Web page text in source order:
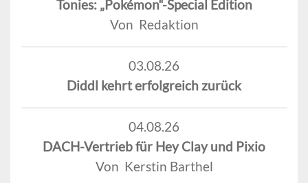
Tonies: „Pokémon“-Special Edition
Von Redaktion
03.08.26
Diddl kehrt erfolgreich zurück
04.08.26
DACH-Vertrieb für Hey Clay und Pixio
Von Kerstin Barthel